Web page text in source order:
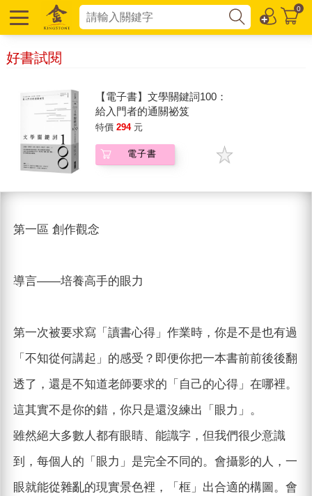
0
好書試閱
【電子書】文學關鍵詞100：
給入門者的通關祕笈
特價 294 元
電子書
第一區 創作觀念
導言——培養高手的眼力
第一次被要求寫「讀書心得」作業時，你是不是也有過
「不知從何講起」的感受？即便你把一本書前前後後翻
透了，還是不知道老師要求的「自己的心得」在哪裡。
這其實不是你的錯，你只是還沒練出「眼力」。
雖然絕大多數人都有眼睛、能識字，但我們很少意識
到，每個人的「眼力」是完全不同的。會攝影的人，一
眼就能從雜亂的現實景色裡，「框」出合適的構圖。會